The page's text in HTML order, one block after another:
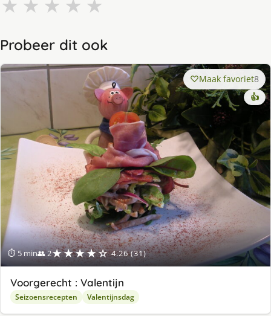
★ ★ ★ ★ ★
Probeer dit ook
⏱ 5 min👥 2★★★★☆ 4.26 (31)
Maak favoriet8
👍
Voorgerecht : Valentijn
Seizoensrecepten Valentijnsdag